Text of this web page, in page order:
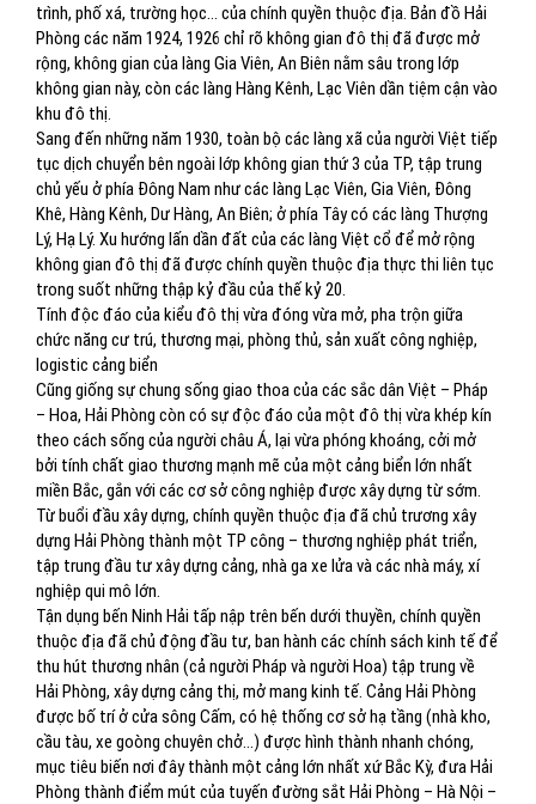
trình, phố xá, trường học… của chính quyền thuộc địa. Bản đồ Hải
Phòng các năm 1924, 1926 chỉ rõ không gian đô thị đã được mở
rộng, không gian của làng Gia Viên, An Biên nằm sâu trong lớp
không gian này, còn các làng Hàng Kênh, Lạc Viên dần tiệm cận vào
khu đô thị.
Sang đến những năm 1930, toàn bộ các làng xã của người Việt tiếp
tục dịch chuyển bên ngoài lớp không gian thứ 3 của TP, tập trung
chủ yếu ở phía Đông Nam như các làng Lạc Viên, Gia Viên, Đông
Khê, Hàng Kênh, Dư Hàng, An Biên; ở phía Tây có các làng Thượng
Lý, Hạ Lý. Xu hướng lấn dần đất của các làng Việt cổ để mở rộng
không gian đô thị đã được chính quyền thuộc địa thực thi liên tục
trong suốt những thập kỷ đầu của thế kỷ 20.
Tính độc đáo của kiểu đô thị vừa đóng vừa mở, pha trộn giữa
chức năng cư trú, thương mại, phòng thủ, sản xuất công nghiệp,
logistic cảng biển
Cũng giống sự chung sống giao thoa của các sắc dân Việt – Pháp
– Hoa, Hải Phòng còn có sự độc đáo của một đô thị vừa khép kín
theo cách sống của người châu Á, lại vừa phóng khoáng, cởi mở
bởi tính chất giao thương mạnh mẽ của một cảng biển lớn nhất
miền Bắc, gắn với các cơ sở công nghiệp được xây dựng từ sớm.
Từ buổi đầu xây dựng, chính quyền thuộc địa đã chủ trương xây
dựng Hải Phòng thành một TP công – thương nghiệp phát triển,
tập trung đầu tư xây dựng cảng, nhà ga xe lửa và các nhà máy, xí
nghiệp qui mô lớn.
Tận dụng bến Ninh Hải tấp nập trên bến dưới thuyền, chính quyền
thuộc địa đã chủ động đầu tư, ban hành các chính sách kinh tế để
thu hút thương nhân (cả người Pháp và người Hoa) tập trung về
Hải Phòng, xây dựng cảng thị, mở mang kinh tế. Cảng Hải Phòng
được bố trí ở cửa sông Cấm, có hệ thống cơ sở hạ tầng (nhà kho,
cầu tàu, xe goòng chuyên chở…) được hình thành nhanh chóng,
mục tiêu biến nơi đây thành một cảng lớn nhất xứ Bắc Kỳ, đưa Hải
Phòng thành điểm mút của tuyến đường sắt Hải Phòng – Hà Nội –